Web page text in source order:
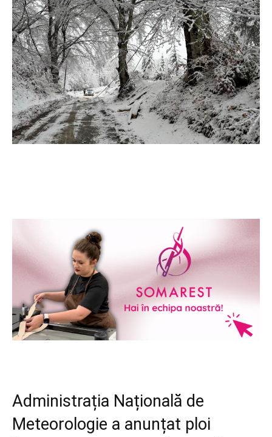
Administrația Națională de
Meteorologie a anunțat ploi